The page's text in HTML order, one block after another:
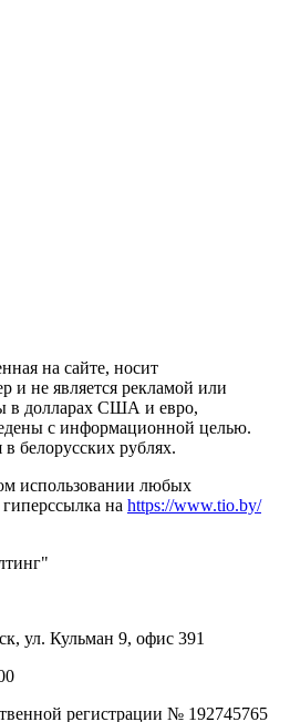
на сайте, носит
и не является рекламой или
в долларах США и евро,
с информационной целью.
белорусских рублях.
использовании любых
на https://www.tio.by/
ул. Кульман 9, офис 391
регистрации № 192745765